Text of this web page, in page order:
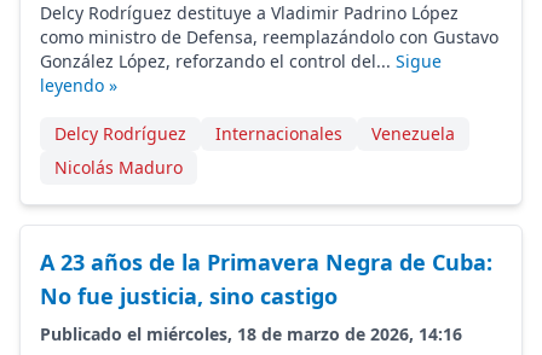
Delcy Rodríguez destituye a Vladimir Padrino López
como ministro de Defensa, reemplazándolo con Gustavo
González López, reforzando el control del... Sigue
leyendo »
Delcy Rodríguez Internacionales
Venezuela
Nicolás Maduro
A 23 años de la Primavera Negra de Cuba:
No fue justicia, sino castigo
Publicado el miércoles, 18 de marzo de 2026, 14:16